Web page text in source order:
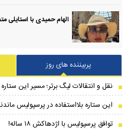
الهام حمیدی با استایلی
پربیننده های روز
نقل و انتقالات لیگ برتر؛ مسیر این
این ستاره بلااستفاده در پرسپولیس
توافق پرسپولیس با اژدهاکش ۱۸ ساله!